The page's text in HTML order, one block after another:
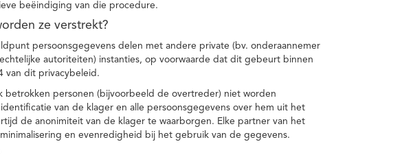
beëindiging van die procedure.
ze verstrekt?
persoonsgegevens delen met andere private (bv. onderaannemer
autoriteiten) instanties, op voorwaarde dat dit gebeurt binnen
van dit privacybeleid.
betrokken personen (bijvoorbeeld de overtreder) niet worden
van de klager en alle persoonsgegevens over hem uit het
de anonimiteit van de klager te waarborgen. Elke partner van het
en evenredigheid bij het gebruik van de gegevens.